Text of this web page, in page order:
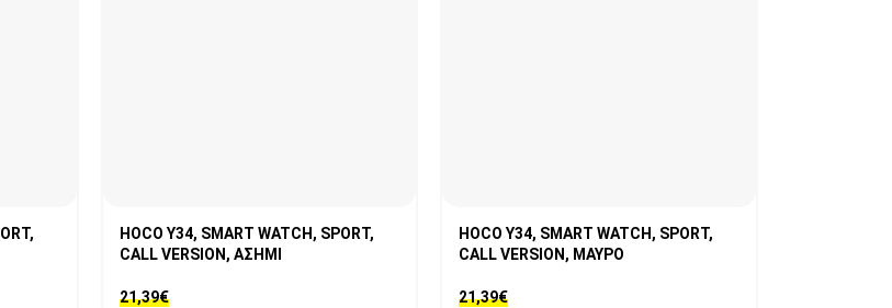
HOCO Y34, SMART WATCH, SPORT,
CALL VERSION, ΑΣΗΜΙ
21,39€
HOCO Y34, SMART WATCH, SPORT,
CALL VERSION, ΜΑΥΡΟ
21,39€